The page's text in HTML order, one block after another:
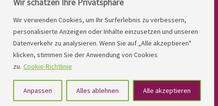
Wir verwenden Cookies, um Ihr Surferlebnis zu verbessern,
personalisierte Anzeigen oder Inhalte einzusetzen und unseren
Datenverkehr zu analysieren. Wenn Sie auf „Alle akzeptieren"
klicken, stimmen Sie der Anwendung von Cookies
zu. Cookie-Richtlinie
Anpassen Alles ablehnen Alle akzeptieren
LINDNER. 2026 | Powered by
Kontakt
Datenschutzerklärung